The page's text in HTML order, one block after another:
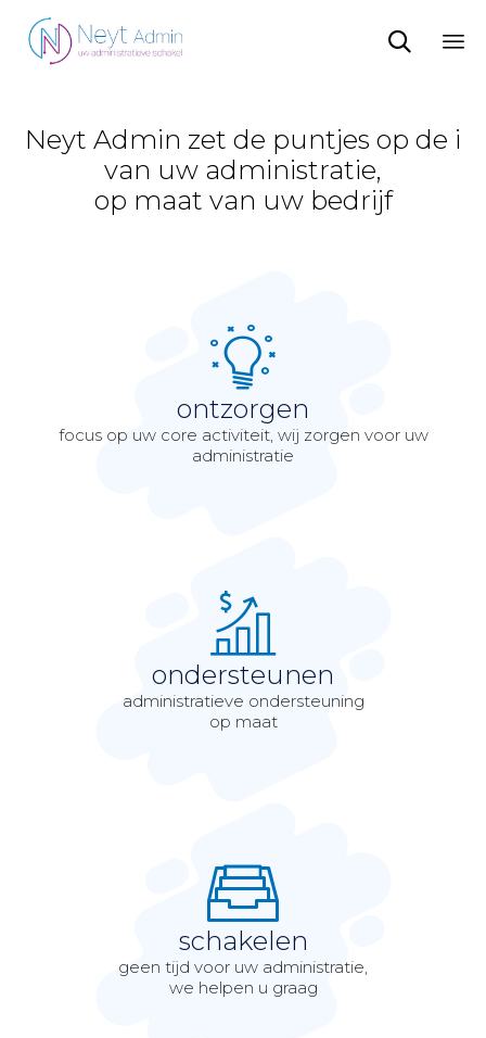

Neyt Admin zet de puntjes op de i
van uw administratie,
op maat van uw bedrijf
ontzorgen
focus op uw core activiteit, wij zorgen voor uw
administratie
ondersteunen
administratieve ondersteuning
op maat
schakelen
geen tijd voor uw administratie,
we helpen u graag